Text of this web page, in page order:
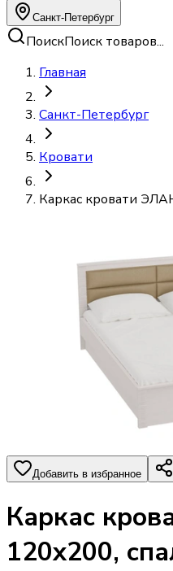
Санкт-Петербург
ПоискПоиск товаров...
Главная
Санкт-Петербург
Кровати
Каркас кровати
Добавить в избранное
Каркас
120х200,